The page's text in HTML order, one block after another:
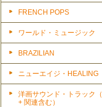
FRENCH POPS
ワールド・ミュージック
BRAZILIAN
ニューエイジ・HEALING
洋画サウンド・トラック（
+ 関連含む）